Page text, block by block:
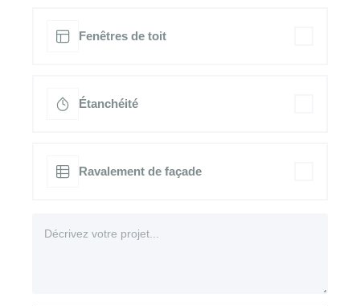
Fenêtres de toit
Étanchéité
Ravalement de façade